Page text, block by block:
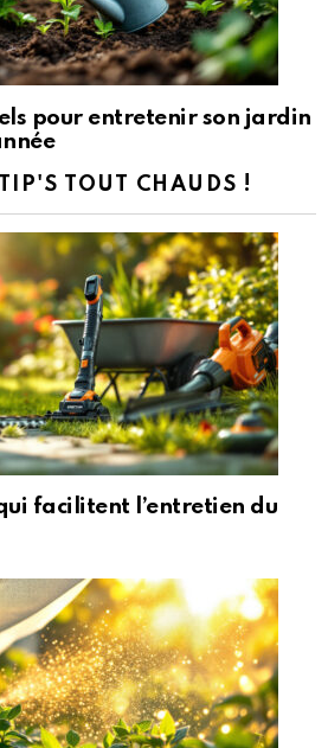
pour entretenir son jardin
TOUT CHAUDS !
facilitent l’entretien du